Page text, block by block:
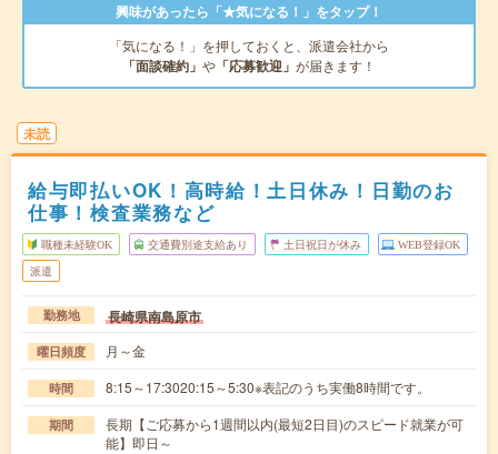
興味があったら「★気になる！」をタップ！
「気になる！」を押しておくと、派遣会社から
「面談確約」 や 「応募歓迎」 が届きます！
未読
給与即払いOK！高時給！土日休み！日勤のお
仕事！検査業務など
職種未経験OK 交通費別途支給あり 土日祝日が休み WEB登録OK
派遣
勤務地 長崎県南島原市
曜日頻度 月～金
時間 8:15～17:3020:15～5:30※表記のうち実働8時間です。
期間
長期【ご応募から1週間以内(最短2日目)のスピード就業が可
能】即日～